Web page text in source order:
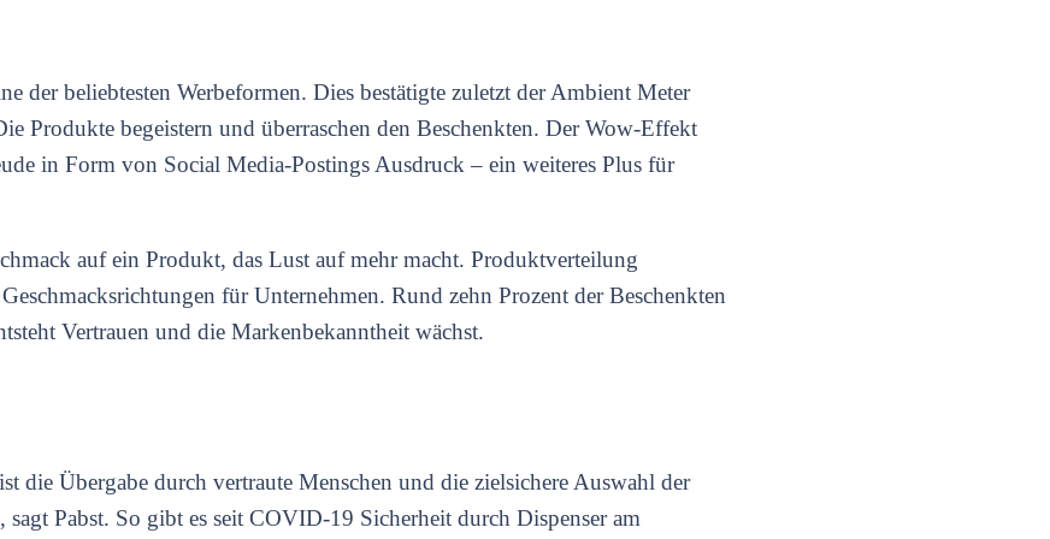
der beliebtesten Werbeformen. Dies bestätigte zuletzt der Ambient Meter
Produkte begeistern und überraschen den Beschenkten. Der Wow-Effekt
in Form von Social Media-Postings Ausdruck – ein weiteres Plus für
auf ein Produkt, das Lust auf mehr macht. Produktverteilung
für Unternehmen. Rund zehn Prozent der Beschenkten
Vertrauen und die Markenbekanntheit wächst.
die Übergabe durch vertraute Menschen und die zielsichere Auswahl der
sagt Pabst. So gibt es seit COVID-19 Sicherheit durch Dispenser am